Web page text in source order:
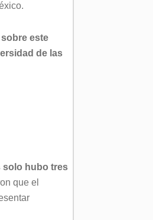
este
de las
solo hubo tres
que el